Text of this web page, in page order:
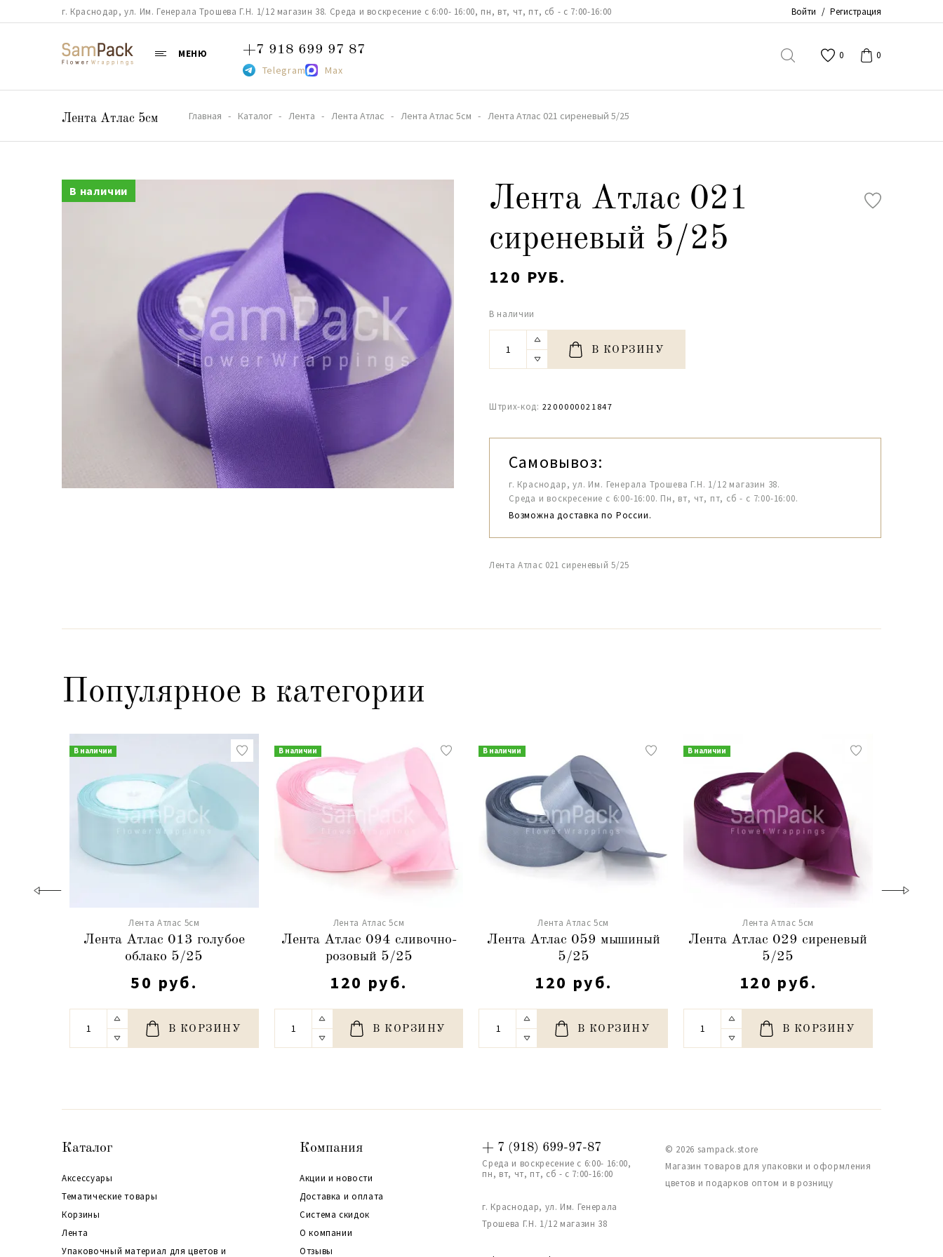
г. Краснодар, ул. Им. Генерала Трошева Г.Н. 1/12 магазин 38. Среда и воскресение с 6:00- 16:00, пн, вт, чт, пт, сб - с 7:00-16:00 Войти / Регистрация
МЕНЮ +7 918 699 97 87
Telegram Max
0 0
Лента Атлас 5см Главная Каталог Лента Лента Атлас Лента Атлас 5см Лента Атлас 021 сиреневый 5/25
В наличии
Лента Атлас 021
сиреневый 5/25
120 РУБ.
В наличии
В КОРЗИНУ
Штрих-код: 2200000021847
Самовывоз:
г. Краснодар, ул. Им. Генерала Трошева Г.Н. 1/12 магазин 38.
Среда и воскресение с 6:00-16:00. Пн, вт, чт, пт, сб - с 7:00-16:00.
Возможна доставка по России.
Лента Атлас 021 сиреневый 5/25
Популярное в категории
В наличии
Лента Атлас 5см
Лента Атлас 013 голубое
облако 5/25
50 руб.
В КОРЗИНУ
В наличии
Лента Атлас 5см
Лента Атлас 094 сливочно-
розовый 5/25
120 руб.
В КОРЗИНУ
В наличии
Лента Атлас 5см
Лента Атлас 059 мышиный
5/25
120 руб.
В КОРЗИНУ
В наличии
Лента Атлас 5см
Лента Атлас 029 сиреневый
5/25
120 руб.
В КОРЗИНУ
Каталог
Аксессуары
Тематические товары
Корзины
Лента
Упаковочный материал для цветов и
Компания
Акции и новости
Доставка и оплата
Система скидок
О компании
Отзывы
+ 7 (918) 699-97-87
Среда и воскресение с 6:00- 16:00,
пн, вт, чт, пт, сб - с 7:00-16:00
г. Краснодар, ул. Им. Генерала
Трошева Г.Н. 1/12 магазин 38
© 2026 sampack.store
Магазин товаров для упаковки и оформления
цветов и подарков оптом и в розницу